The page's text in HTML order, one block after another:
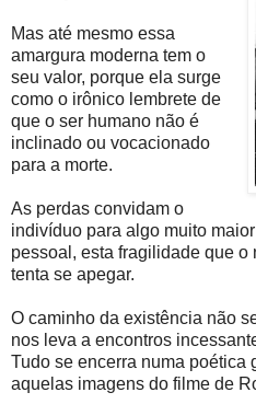
Mas até mesmo essa
amargura moderna tem o
seu valor, porque ela surge
como o irônico lembrete de
que o ser humano não é
inclinado ou vocacionado
para a morte.
As perdas convidam o
indivíduo para algo muito
pessoal, esta fragilidade que
tenta se apegar.
O caminho da existência não
nos leva a encontros
Tudo se encerra numa poética
aquelas imagens do filme de